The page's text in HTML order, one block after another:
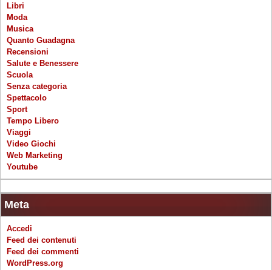
Libri
Moda
Musica
Quanto Guadagna
Recensioni
Salute e Benessere
Scuola
Senza categoria
Spettacolo
Sport
Tempo Libero
Viaggi
Video Giochi
Web Marketing
Youtube
Meta
Accedi
Feed dei contenuti
Feed dei commenti
WordPress.org